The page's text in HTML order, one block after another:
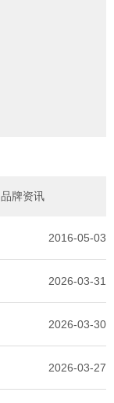
品牌资讯
2016-05-03
2026-03-31
2026-03-30
2026-03-27